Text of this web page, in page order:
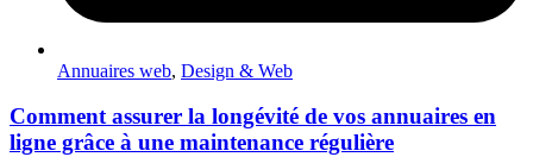
Annuaires web, Design & Web
Comment assurer la longévité de vos annuaires en
ligne grâce à une maintenance régulière